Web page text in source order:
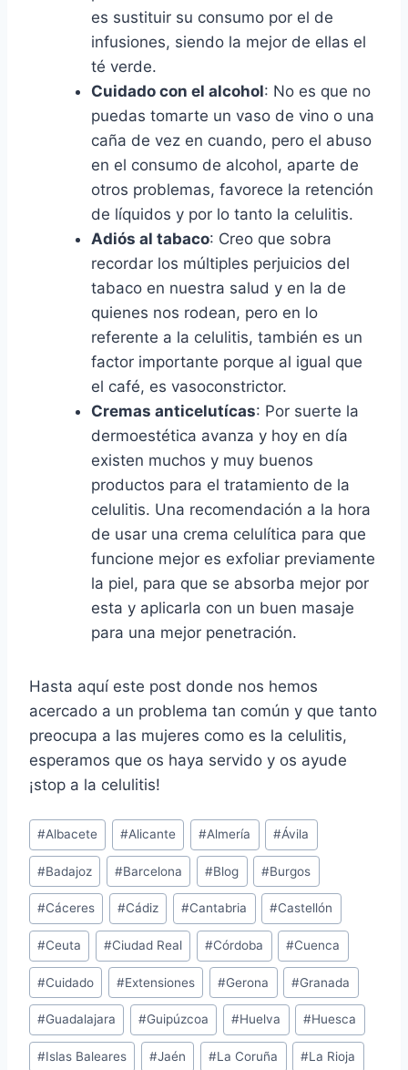
es sustituir su consumo por el de
infusiones, siendo la mejor de ellas el
té verde.
Cuidado con el alcohol: No es que no
puedas tomarte un vaso de vino o una
caña de vez en cuando, pero el abuso
en el consumo de alcohol, aparte de
otros problemas, favorece la retención
de líquidos y por lo tanto la celulitis.
Adiós al tabaco: Creo que sobra
recordar los múltiples perjuicios del
tabaco en nuestra salud y en la de
quienes nos rodean, pero en lo
referente a la celulitis, también es un
factor importante porque al igual que
el café, es vasoconstrictor.
Cremas anticelutícas: Por suerte la
dermoestética avanza y hoy en día
existen muchos y muy buenos
productos para el tratamiento de la
celulitis. Una recomendación a la hora
de usar una crema celulítica para que
funcione mejor es exfoliar previamente
la piel, para que se absorba mejor por
esta y aplicarla con un buen masaje
para una mejor penetración.
Hasta aquí este post donde nos hemos
acercado a un problema tan común y que tanto
preocupa a las mujeres como es la celulitis,
esperamos que os haya servido y os ayude
¡stop a la celulitis!
Etiquetas
de
la
entrada:
#Albacete #Alicante #Almería #Ávila
#Badajoz #Barcelona #Blog #Burgos
#Cáceres #Cádiz #Cantabria #Castellón
#Ceuta #Ciudad Real #Córdoba #Cuenca
#Cuidado #Extensiones #Gerona #Granada
#Guadalajara #Guipúzcoa #Huelva #Huesca
#Islas Baleares #Jaén #La Coruña #La Rioja